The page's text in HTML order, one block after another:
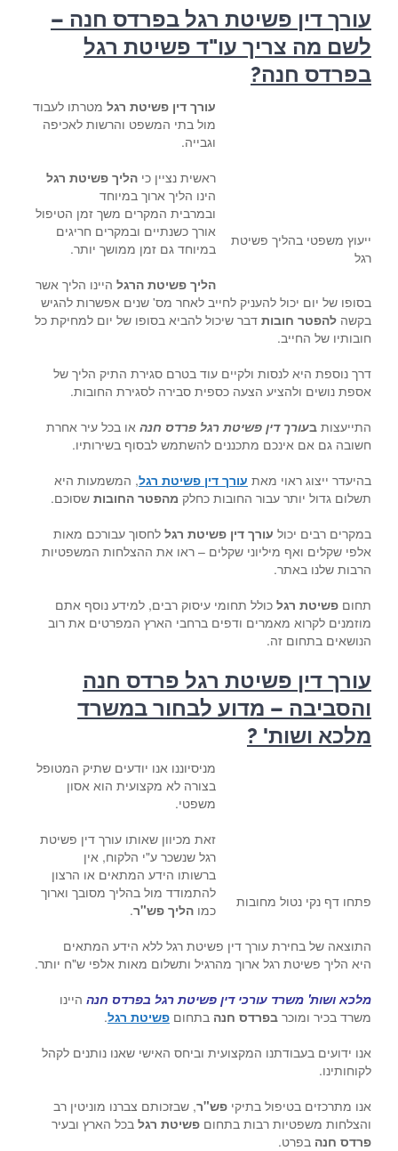
עורך דין פשיטת רגל בפרדס חנה –
לשם מה צריך עו"ד פשיטת רגל
בפרדס חנה?
ייעוץ משפטי בהליך פשיטת
רגל
עורך דין פשיטת רגל מטרתו לעבוד
מול בתי המשפט והרשות לאכיפה
וגבייה.
ראשית נציין כי הליך פשיטת רגל
הינו הליך ארוך במיוחד
ובמרבית המקרים משך זמן הטיפול
אורך כשנתיים ובמקרים חריגים
במיוחד גם זמן ממושך יותר.
הליך פשיטת הרגל היינו הליך אשר
בסופו של יום יכול להעניק לחייב לאחר מס' שנים אפשרות להגיש
בקשה להפטר חובות דבר שיכול להביא בסופו של יום למחיקת כל
חובותיו של החייב.
דרך נוספת היא לנסות ולקיים עוד בטרם סגירת התיק הליך של
אספת נושים ולהציע הצעה כספית סבירה לסגירת החובות.
התייעצות בעורך דין פשיטת רגל פרדס חנה או בכל עיר אחרת
חשובה גם אם אינכם מתכננים להשתמש לבסוף בשירותיו.
בהיעדר ייצוג ראוי מאת עורך דין פשיטת רגל, המשמעות היא
תשלום גדול יותר עבור החובות כחלק מהפטר החובות שסוכם.
במקרים רבים יכול עורך דין פשיטת רגל לחסוך עבורכם מאות
אלפי שקלים ואף מיליוני שקלים – ראו את ההצלחות המשפטיות
הרבות שלנו באתר.
תחום פשיטת רגל כולל תחומי עיסוק רבים, למידע נוסף אתם
מוזמנים לקרוא מאמרים ודפים ברחבי הארץ המפרטים את רוב
הנושאים בתחום זה.
עורך דין פשיטת רגל פרדס חנה
והסביבה – מדוע לבחור במשרד
מלכא ושות' ?
פתחו דף נקי נטול מחובות
מניסיוננו אנו יודעים שתיק המטופל
בצורה לא מקצועית הוא אסון
משפטי.
זאת מכיוון שאותו עורך דין פשיטת
רגל שנשכר ע"י הלקוח, אין
ברשותו הידע המתאים או הרצון
להתמודד מול בהליך מסובך וארוך
כמו הליך פש"ר.
התוצאה של בחירת עורך דין פשיטת רגל ללא הידע המתאים
היא הליך פשיטת רגל ארוך מהרגיל ותשלום מאות אלפי ש"ח יותר.
מלכא ושות' משרד עורכי דין פשיטת רגל בפרדס חנה היינו
משרד בכיר ומוכר בפרדס חנה בתחום פשיטת רגל.
אנו ידועים בעבודתנו המקצועית וביחס האישי שאנו נותנים לקהל
לקוחותינו.
אנו מתרכזים בטיפול בתיקי פש"ר, שבזכותם צברנו מוניטין רב
והצלחות משפטיות רבות בתחום פשיטת רגל בכל הארץ ובעיר
פרדס חנה בפרט.